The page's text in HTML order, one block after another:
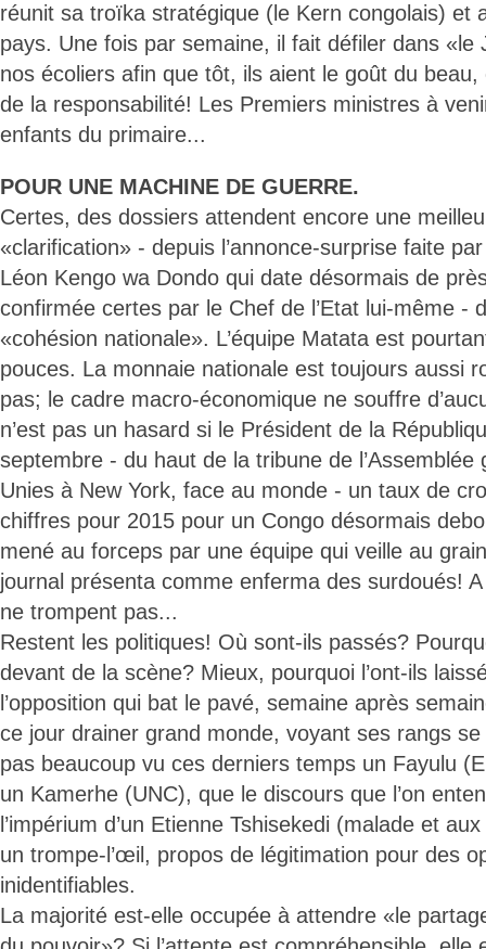
réunit sa troïka stratégique (le Kern congolais) et
pays. Une fois par semaine, il fait défiler dans «le
nos écoliers afin que tôt, ils aient le goût du
de la responsabilité! Les Premiers ministres à
enfants du primaire...
POUR UNE MACHINE DE GUERRE.
Certes, des dossiers attendent encore une
«clarification» - depuis l’annonce-surprise faite
Léon Kengo wa Dondo qui date désormais de
confirmée certes par le Chef de l’Etat lui-même -
«cohésion nationale». L’équipe Matata est
pouces. La monnaie nationale est toujours aussi
pas; le cadre macro-économique ne souffre
n’est pas un hasard si le Président de la
septembre - du haut de la tribune de l’Assemblée
Unies à New York, face au monde - un taux de
chiffres pour 2015 pour un Congo désormais
mené au forceps par une équipe qui veille au
journal présenta comme enferma des surdoués!
ne trompent pas...
Restent les politiques! Où sont-ils passés?
devant de la scène? Mieux, pourquoi l’ont-ils
l’opposition qui bat le pavé, semaine après
ce jour drainer grand monde, voyant ses rangs se
pas beaucoup vu ces derniers temps un Fayulu
un Kamerhe (UNC), que le discours que l’on
l’impérium d’un Etienne Tshisekedi (malade et
un trompe-l’œil, propos de légitimation pour des
inidentifiables.
La majorité est-elle occupée à attendre «le